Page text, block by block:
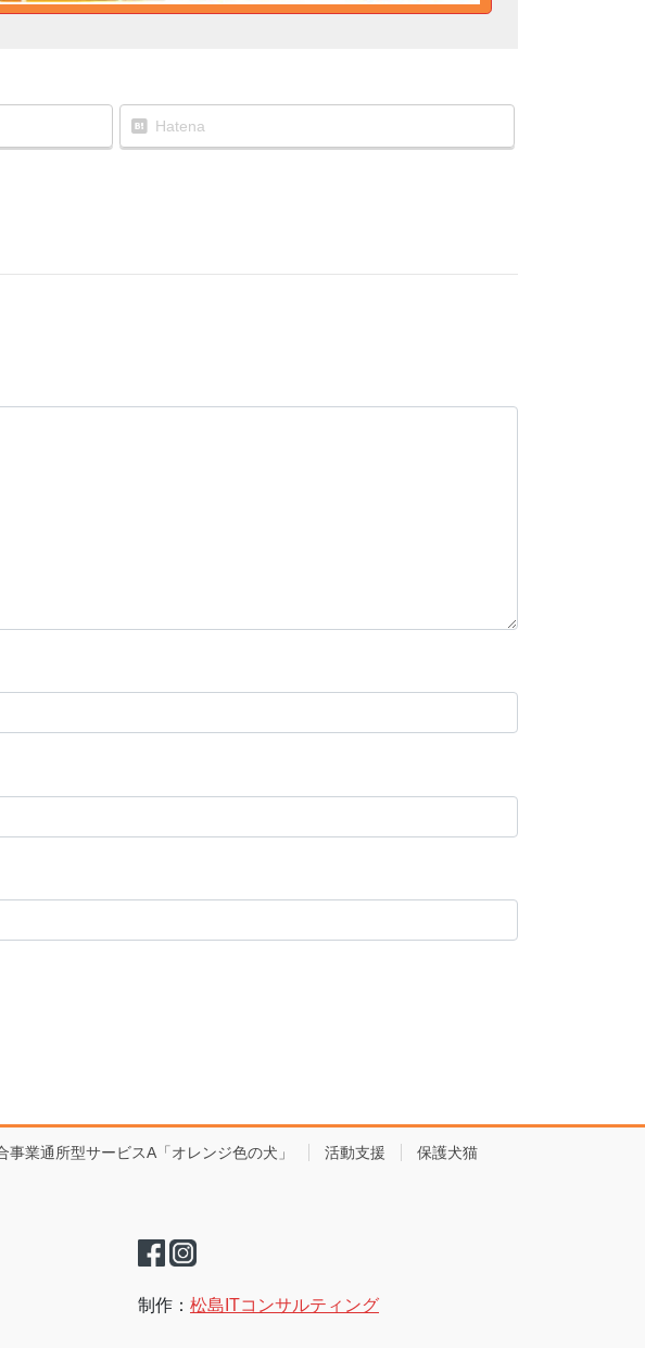
Hatena
業通所型サービスA「オレンジ色の犬」 活動支援
保護犬猫
制作： 松島ITコンサルティング